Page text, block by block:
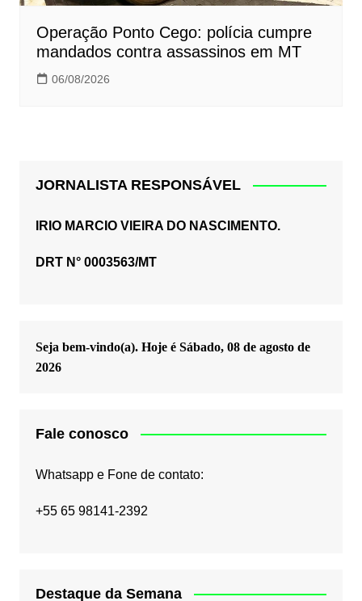
Operação Ponto Cego: polícia cumpre
mandados contra assassinos em MT
06/08/2026
JORNALISTA RESPONSÁVEL
IRIO MARCIO VIEIRA DO NASCIMENTO.
DRT N° 0003563/MT
Seja bem-vindo(a). Hoje é Sábado, 08 de agosto de
2026
Fale conosco
Whatsapp e Fone de contato:
+55 65 98141-2392
Destaque da Semana